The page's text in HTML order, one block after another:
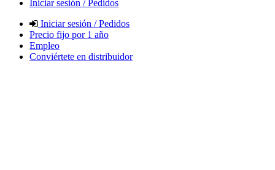
Iniciar sesión / Pedidos
Iniciar sesión / Pedidos
Precio fijo por 1 año
Empleo
Conviértete en distribuidor